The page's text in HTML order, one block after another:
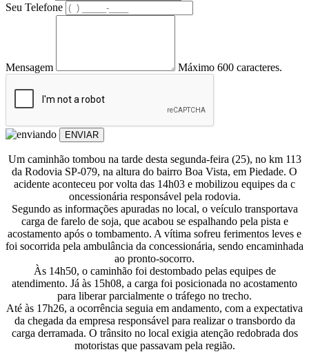
Seu Telefone
Mensagem Máximo 600 caracteres.
ENVIAR
Um caminhão tombou na tarde desta segunda-feira (25), no km 113
da Rodovia SP-079, na altura do bairro Boa Vista, em Piedade. O
acidente aconteceu por volta das 14h03 e mobilizou equipes da c
oncessionária responsável pela rodovia.
Segundo as informações apuradas no local, o veículo transportava
carga de farelo de soja, que acabou se espalhando pela pista e
acostamento após o tombamento. A vítima sofreu ferimentos leves e
foi socorrida pela ambulância da concessionária, sendo encaminhada
ao pronto-socorro.
Às 14h50, o caminhão foi destombado pelas equipes de
atendimento. Já às 15h08, a carga foi posicionada no acostamento
para liberar parcialmente o tráfego no trecho.
Até às 17h26, a ocorrência seguia em andamento, com a expectativa
da chegada da empresa responsável para realizar o transbordo da
carga derramada. O trânsito no local exigia atenção redobrada dos
motoristas que passavam pela região.